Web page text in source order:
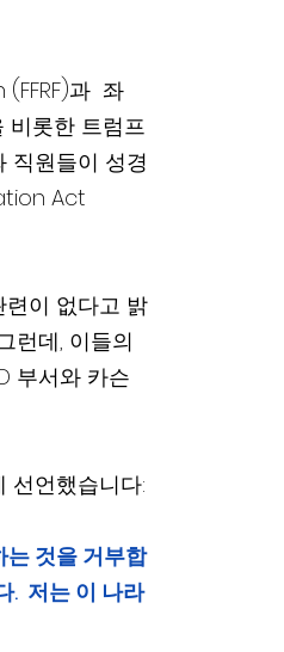
과  좌
롯한 트럼프
직원들이 성경
Act
련이 없다고 밝
런데, 이들의
부서와 카슨
선언했습니다:
는 것을 거부합
.  저는 이 나라